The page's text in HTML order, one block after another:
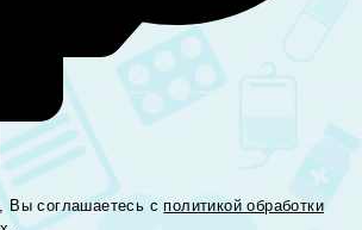
Вы соглашаетесь сполитикой обработки